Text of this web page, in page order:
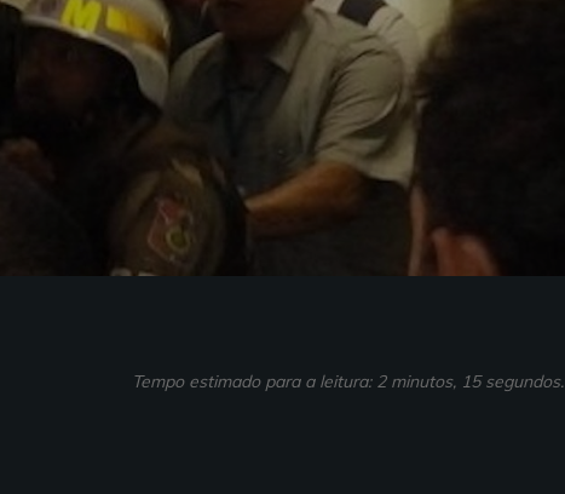
Tempo estimado para a leitura: 2 minutos, 15 segundos.